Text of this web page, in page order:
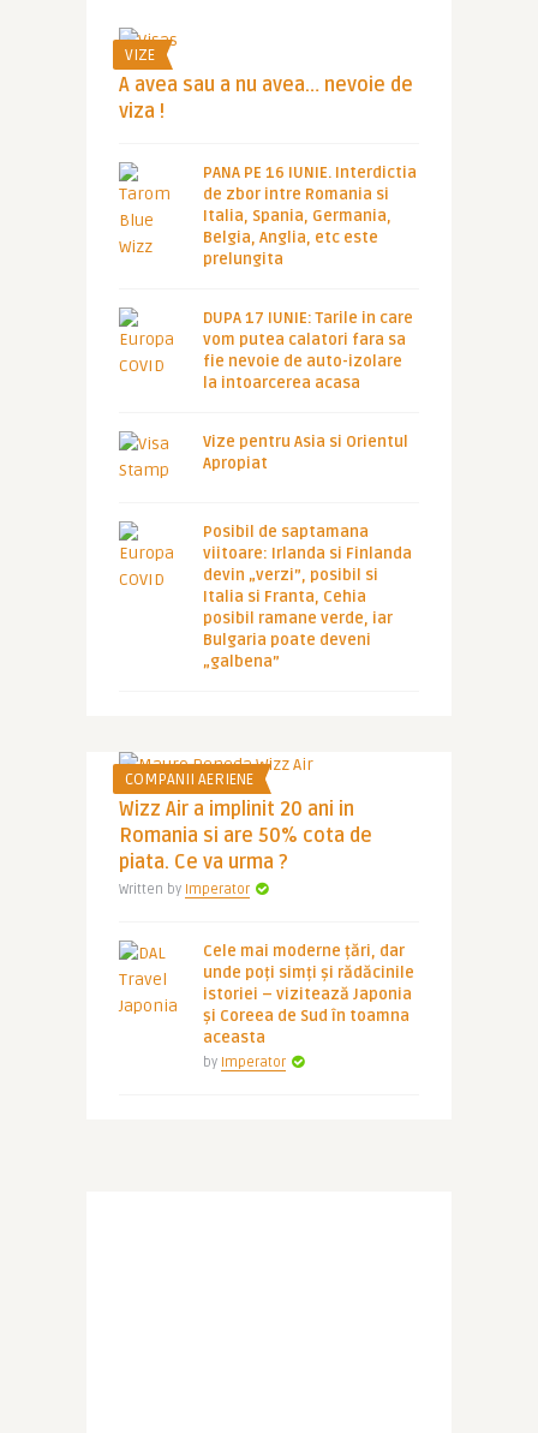
VIZE
A avea sau a nu avea… nevoie de
viza !
PANA PE 16 IUNIE. Interdictia
de zbor intre Romania si
Italia, Spania, Germania,
Belgia, Anglia, etc este
prelungita
DUPA 17 IUNIE: Tarile in care
vom putea calatori fara sa
fie nevoie de auto-izolare
la intoarcerea acasa
Vize pentru Asia si Orientul
Apropiat
Posibil de saptamana
viitoare: Irlanda si Finlanda
devin „verzi”, posibil si
Italia si Franta, Cehia
posibil ramane verde, iar
Bulgaria poate deveni
„galbena”
COMPANII AERIENE
Wizz Air a implinit 20 ani in
Romania si are 50% cota de
piata. Ce va urma ?
Written by Imperator
Cele mai moderne țări, dar
unde poți simți și rădăcinile
istoriei – vizitează Japonia
și Coreea de Sud în toamna
aceasta
by Imperator